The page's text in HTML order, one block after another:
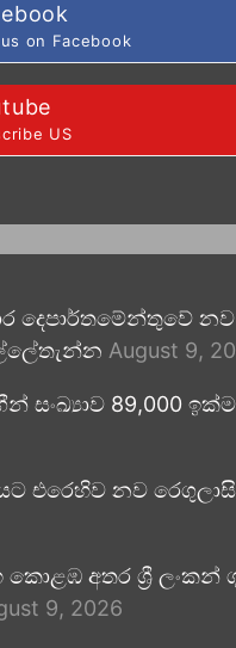
on Facebook
US
දෙපාර්තමේන්තුවේ නව
August 9,
සංඛ්‍යාව 89,000
එරෙහිව නව රෙගුලාසි
අතර ශ්‍රී ලංකන්
9, 2026